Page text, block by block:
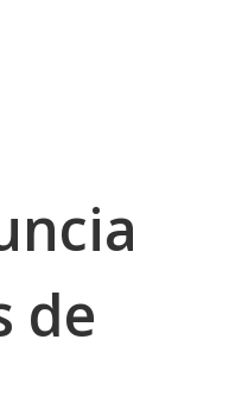
de